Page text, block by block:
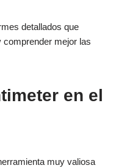
detallados que
comprender mejor las
en el
muy valiosa